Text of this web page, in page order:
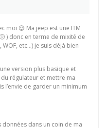
moi 😉 Ma jeep est une ITM
) donc en terme de mixité de
etc…) je suis déjà bien
version plus basique et
régulateur et mettre ma
l’envie de garder un minimum
données dans un coin de ma